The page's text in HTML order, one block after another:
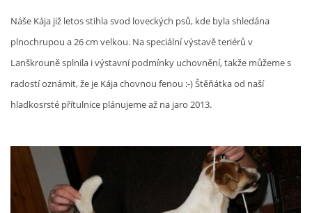
Náše Kája již letos stihla svod loveckých psů, kde byla shledána
plnochrupou a 26 cm velkou. Na speciální výstavě teriérů v
Lanškrouně splnila i výstavní podmínky uchovnění, takže můžeme s
radostí oznámit, že je Kája chovnou fenou :-) Štěňátka od naší
hladkosrsté přítulnice plánujeme až na jaro 2013.